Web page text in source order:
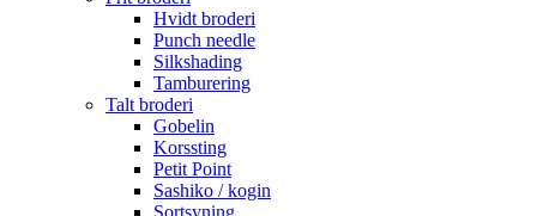
Hvidt broderi
Punch needle
Silkshading
Tamburering
Talt broderi
Gobelin
Korssting
Petit Point
Sashiko / kogin
Sortsyning